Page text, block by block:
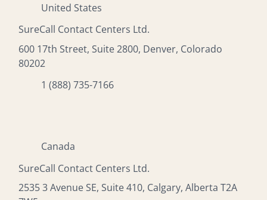
United States
SureCall Contact Centers Ltd.
600 17th Street, Suite 2800, Denver, Colorado
80202
1 (888) 735-7166
Canada
SureCall Contact Centers Ltd.
2535 3 Avenue SE, Suite 410, Calgary, Alberta T2A